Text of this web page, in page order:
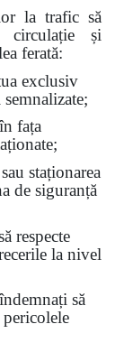
la trafic să
circulație și
ferată:
exclusiv
fața
staționarea
de siguranță
respecte
la nivel
să